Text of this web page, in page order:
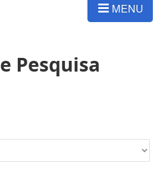
MENU
Pesquisa